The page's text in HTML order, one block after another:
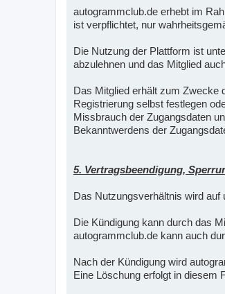
autogrammclub.de erhebt im
ist verpflichtet, nur
Die Nutzung der Plattform ist
abzulehnen und das Mitglied
Das Mitglied erhält zum Zwecke
Registrierung selbst festlegen
Missbrauch der Zugangsdaten
Bekanntwerdens der
5. Vertragsbeendigung,
Das Nutzungsverhältnis wird auf
Die Kündigung kann durch das
autogrammclub.de kann auch
Nach der Kündigung wird
Eine Löschung erfolgt in diesem